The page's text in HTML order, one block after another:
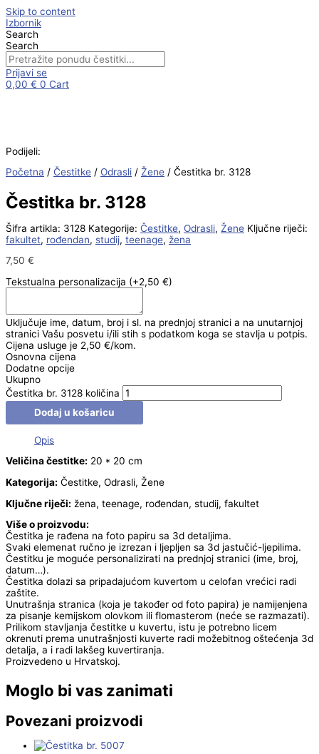
Skip to content
Izbornik
Search
Search
Prijavi se
0,00 € 0 Cart
Podijeli:
Početna / Čestitke / Odrasli / Žene / Čestitka br. 3128
Čestitka br. 3128
Šifra artikla: 3128 Kategorije: Čestitke, Odrasli, Žene Ključne riječi:
fakultet, rođendan, studij, teenage, žena
7,50 €
Tekstualna personalizacija (+2,50 €)
Uključuje ime, datum, broj i sl. na prednjoj stranici a na unutarnjoj
stranici Vašu posvetu i/ili stih s podatkom koga se stavlja u potpis.
Cijena usluge je 2,50 €/kom.
Osnovna cijena
Dodatne opcije
Ukupno
Čestitka br. 3128 količina
Dodaj u košaricu
Opis
Veličina čestitke: 20 * 20 cm
Kategorija: Čestitke, Odrasli, Žene
Ključne riječi: žena, teenage, rođendan, studij, fakultet
Više o proizvodu:
Čestitka je rađena na foto papiru sa 3d detaljima.
Svaki elemenat ručno je izrezan i ljepljen sa 3d jastučić-ljepilima.
Čestitku je moguće personalizirati na prednjoj stranici (ime, broj,
datum…).
Čestitka dolazi sa pripadajućom kuvertom u celofan vrećici radi
zaštite.
Unutrašnja stranica (koja je također od foto papira) je namijenjena
za pisanje kemijskom olovkom ili flomasterom (neće se razmazati).
Prilikom stavljanja čestitke u kuvertu, istu je potrebno licem
okrenuti prema unutrašnjosti kuverte radi možebitnog oštećenja 3d
detalja, a i radi lakšeg kuvertiranja.
Proizvedeno u Hrvatskoj.
Moglo bi vas zanimati
Povezani proizvodi